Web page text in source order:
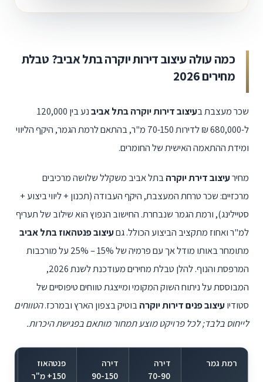
כמה עולה עיצוב דירות יוקרה בתל אביב? טבלת
מחירים 2026
שכר מעצבת בעיצוב דירות יוקרה בתל אביב
נע בין 120,000
ל-680,000 ₪ לדירות 70-150 מ"ר, בהתאם לרמת הגמר, היקף הליווי
ומידת ההתאמה האישית של החומרים.
מחירעיצוב דירת יוקרהבתל אביב משקלל שלושה מרכיבים
מרכזיים: שכר טרחת המעצבת, היקף העבודה (תכנון + ליווי ביצוע +
סטיילינג), ורמת הגמר שנבחרת. החישוב הנפוץ הוא שילוב של תעריף
למ"ר ואחוז מתקציב הביצוע הכולל. גםעיצוב פנטהאוז בתל אביב
מתומחר באותו מודל אך עם פרמיה של25% – 15% על מורכבות
המרפסת והנוף. להלן טבלת מחירים מעודכנת לשנת 2026,
המבוססת על ניתוח השוק המקומי ומייצגת טווחים טיפוסיים של
סטודיועיצוב פנים דירות יוקרהבוטיק בצפון הארץ ובמרכז.הטווחים
לייחוס בלבד; לכל פרויקט מוצע תמחור מותאם בפגישת היכרות.
רמת גמר
דירה
70-90
דירה
90-150
פנטהאוז
150+ מ"ר